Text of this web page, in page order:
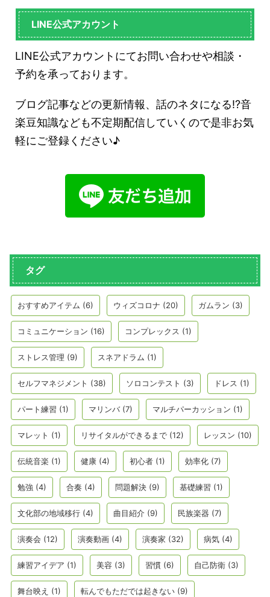
LINE公式アカウント
LINE公式アカウントにてお問い合わせや相談・
予約を承っております。
ブログ記事などの更新情報、話のネタになる!?音
楽豆知識なども不定期配信していくので是非お気
軽にご登録ください♪
タグ
おすすめアイテム (6) ウィズコロナ (20) ガムラン (3)
コミュニケーション (16) コンプレックス (1)
ストレス管理 (9) スネアドラム (1)
セルフマネジメント (38) ソロコンテスト (3) ドレス (1)
パート練習 (1) マリンバ(7) マルチパーカッション (1)
マレット (1) リサイタルができるまで (12) レッスン (10)
伝統音楽 (1) 健康 (4) 初心者 (1) 効率化 (7)
勉強 (4) 合奏 (4) 問題解決 (9) 基礎練習 (1)
文化部の地域移行 (4) 曲目紹介 (9) 民族楽器 (7)
演奏会 (12) 演奏動画 (4) 演奏家 (32) 病気 (4)
練習アイデア (1) 美容 (3) 習慣 (6) 自己防衛 (3)
舞台映え (1) 転んでもただでは起きない (9)